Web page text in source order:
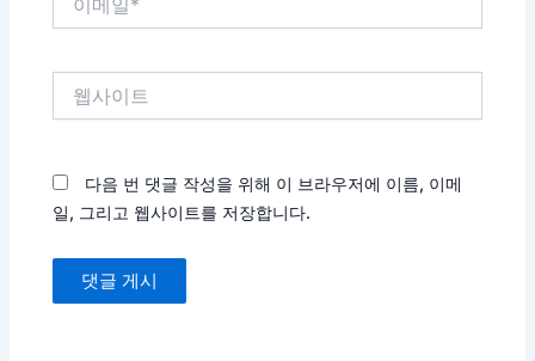
다음 번 댓글 작성을 위해 이 브라우저에 이름, 이메
일, 그리고 웹사이트를 저장합니다.